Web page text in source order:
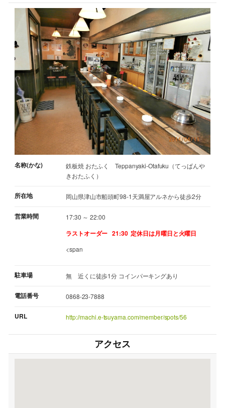
名称(かな)
鉄板焼 おたふく Teppanyaki-Otafuku（てっぱんや
きおたふく）
所在地 岡山県津山市船頭町98-1天満屋アルネから徒歩2分
営業時間 17:30 ～ 22:00
ラストオーダー 21:30 定休日は月曜日と火曜日
<span
駐車場 無 近くに徒歩1分 コインパーキングあり
電話番号 0868-23-7888
URL http://machi.e-tsuyama.com/member/spots/56
アクセス